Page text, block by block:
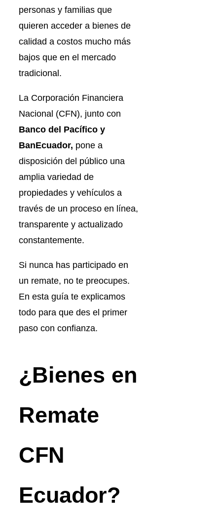
personas y familias que
quieren acceder a bienes de
calidad a costos mucho más
bajos que en el mercado
tradicional.
La Corporación Financiera
Nacional (CFN), junto con
Banco del Pacífico y
BanEcuador, pone a
disposición del público una
amplia variedad de
propiedades y vehículos a
través de un proceso en línea,
transparente y actualizado
constantemente.
Si nunca has participado en
un remate, no te preocupes.
En esta guía te explicamos
todo para que des el primer
paso con confianza.
¿Bienes en
Remate
CFN
Ecuador?